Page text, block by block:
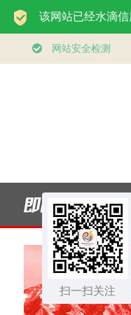
扫一扫关注
实干开新局｜消费市
场开局起势